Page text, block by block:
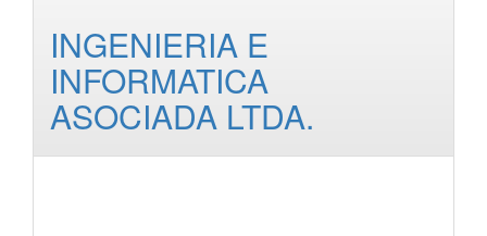
INGENIERIA E
INFORMATICA
ASOCIADA LTDA.